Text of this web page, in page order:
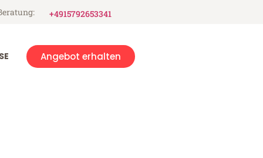
+4915792653341
Angebot erhalten